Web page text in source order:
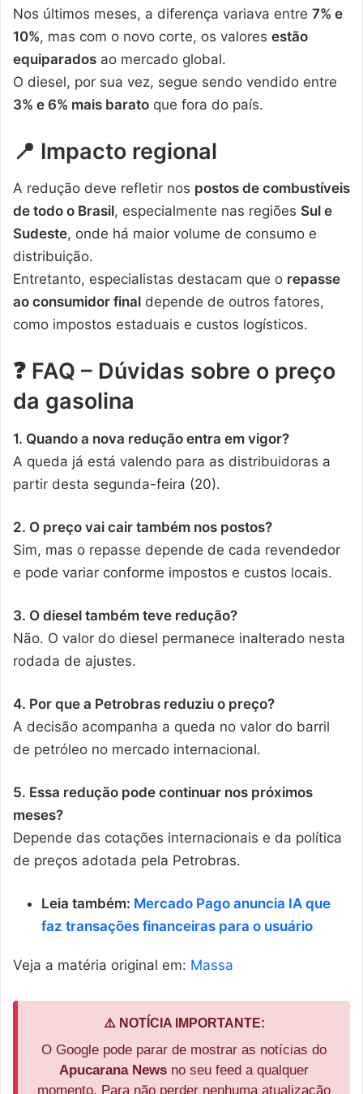
Nos últimos meses, a diferença variava entre 7% e
10%, mas com o novo corte, os valores estão
equiparados ao mercado global.
O diesel, por sua vez, segue sendo vendido entre
3% e 6% mais barato que fora do país.
📍 Impacto regional
A redução deve refletir nos postos de combustíveis
de todo o Brasil, especialmente nas regiões Sul e
Sudeste, onde há maior volume de consumo e
distribuição.
Entretanto, especialistas destacam que o repasse
ao consumidor final depende de outros fatores,
como impostos estaduais e custos logísticos.
❓ FAQ – Dúvidas sobre o preço
da gasolina
1. Quando a nova redução entra em vigor?
A queda já está valendo para as distribuidoras a
partir desta segunda-feira (20).
2. O preço vai cair também nos postos?
Sim, mas o repasse depende de cada revendedor
e pode variar conforme impostos e custos locais.
3. O diesel também teve redução?
Não. O valor do diesel permanece inalterado nesta
rodada de ajustes.
4. Por que a Petrobras reduziu o preço?
A decisão acompanha a queda no valor do barril
de petróleo no mercado internacional.
5. Essa redução pode continuar nos próximos
meses?
Depende das cotações internacionais e da política
de preços adotada pela Petrobras.
Leia também: Mercado Pago anuncia IA que
faz transações financeiras para o usuário
Veja a matéria original em: Massa
⚠️ NOTÍCIA IMPORTANTE:
O Google pode parar de mostrar as notícias do
Apucarana News no seu feed a qualquer
momento. Para não perder nenhuma atualização